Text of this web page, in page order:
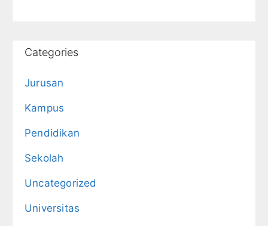
Categories
Jurusan
Kampus
Pendidikan
Sekolah
Uncategorized
Universitas